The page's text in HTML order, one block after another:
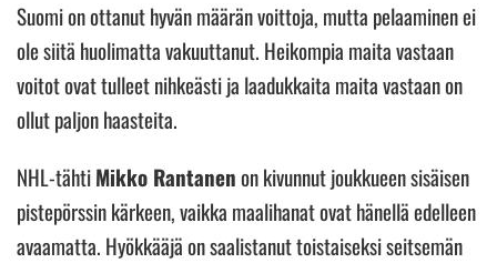
Suomi on ottanut hyvän määrän voittoja, mutta pelaaminen ei
ole siitä huolimatta vakuuttanut. Heikompia maita vastaan
voitot ovat tulleet nihkeästi ja laadukkaita maita vastaan on
ollut paljon haasteita.
NHL-tähtiMikko Rantanenon kivunnut joukkueen sisäisen
pistepörssin kärkeen, vaikka maalihanat ovat hänellä edelleen
avaamatta. Hyökkääjä on saalistanut toistaiseksi seitsemän